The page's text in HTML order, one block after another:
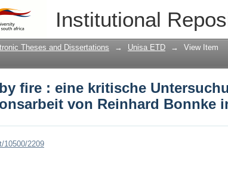
Institutional
by fire : eine kritische
in Afrika
Theses and Dissertations → Unisa ETD → View Item
fire : eine kritische
von Reinhard Bonnke
10500/2209